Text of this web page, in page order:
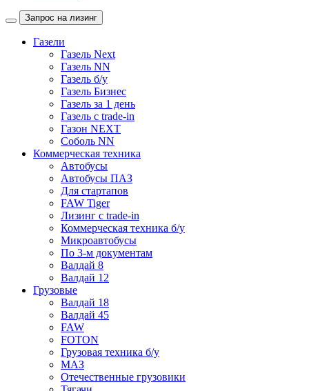
Запрос на лизинг
Газели
Газель Next
Газель NN
Газель б/у
Газель Бизнес
Газель за 1 день
Газель с trade-in
Газон NEXT
Соболь NN
Коммерческая техника
Автобусы
Автобусы ПАЗ
Для стартапов
FAW Tiger
Лизинг с trade-in
Коммерческая техника б/у
Микроавтобусы
По 3-м документам
Валдай 8
Валдай 12
Грузовые
Валдай 18
Валдай 45
FAW
FOTON
Грузовая техника б/у
МАЗ
Отечественные грузовики